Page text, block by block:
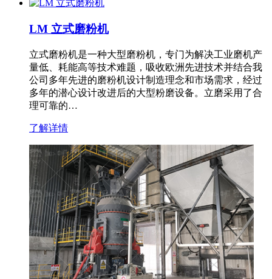
LM 立式磨粉机
立式磨粉机是一种大型磨粉机，专门为解决工业磨机产
量低、耗能高等技术难题，吸收欧洲先进技术并结合我
公司多年先进的磨粉机设计制造理念和市场需求，经过
多年的潜心设计改进后的大型粉磨设备。立磨采用了合
理可靠的…
了解详情